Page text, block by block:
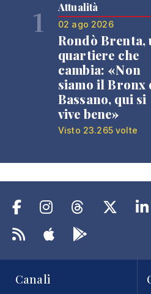
1 Attualità
02 ago 2026
Rondò Brenta,
quartiere che
cambia: «Non
siamo il Bronx
Bassano, qui si
vive bene»
Visto 23.265 volte
Canali